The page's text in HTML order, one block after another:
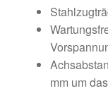
Mein Konto
Shop
war:
mm um